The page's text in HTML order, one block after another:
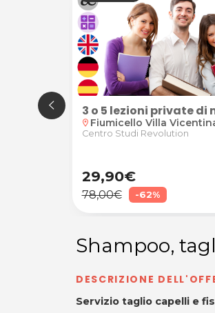
cristalloterapia da Shakti -
22€ o 45€ per la Lavanderia Self-
3 o 5 lezioni private
location_on Fiumicello Villa
Centro Studi Revolution
29,90€
78,00€ -62%
Shampoo,
DESCRIZIONE
Servizio taglio capelli e